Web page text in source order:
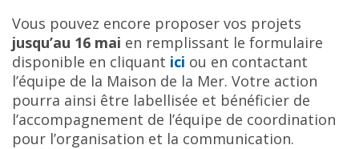
Vous pouvez encore proposer vos projets
jusqu’au 16 mai en remplissant le formulaire
disponible en cliquant ici ou en contactant
l’équipe de la Maison de la Mer. Votre action
pourra ainsi être labellisée et bénéficier de
l’accompagnement de l’équipe de coordination
pour l’organisation et la communication.